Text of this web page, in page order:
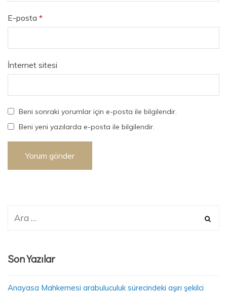
E-posta *
İnternet sitesi
Beni sonraki yorumlar için e-posta ile bilgilendir.
Beni yeni yazılarda e-posta ile bilgilendir.
Son Yazılar
Anayasa Mahkemesi arabuluculuk sürecindeki aşırı şekilci